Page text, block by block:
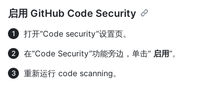
启用 GitHub Code Security
打开“Code security”设置页。
在“Code Security”功能旁边，单击“ 启用”。
重新运行 code scanning。